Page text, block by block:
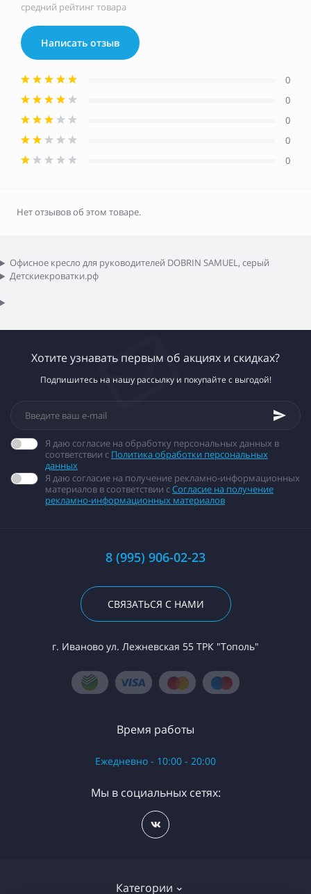
средний рейтинг товара
Написать отзыв
0
0
0
0
0
Нет отзывов об этом товаре.
Офисное кресло для руководителей DOBRIN SAMUEL, серый
Детскиекроватки.рф
Хотите узнавать первым об акциях и скидках?
Подпишитесь на нашу рассылку и покупайте с выгодой!
Я даю согласие на обработку персональных данных в
соответствии с Политика обработки персональных
данных
Я даю согласие на получение рекламно-информационных
материалов в соответствии сСогласие на получение
рекламно-информационных материалов
8 (995) 906-02-23
СВЯЗАТЬСЯ С НАМИ
г. Иваново ул. Лежневская 55 ТРК "Тополь"
Категории
Время работы
Ежедневно - 10:00 - 20:00
Мы в социальных сетях: